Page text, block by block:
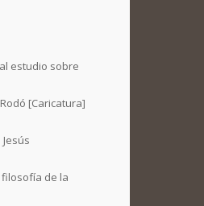
estudio sobre
[Caricatura]
de la